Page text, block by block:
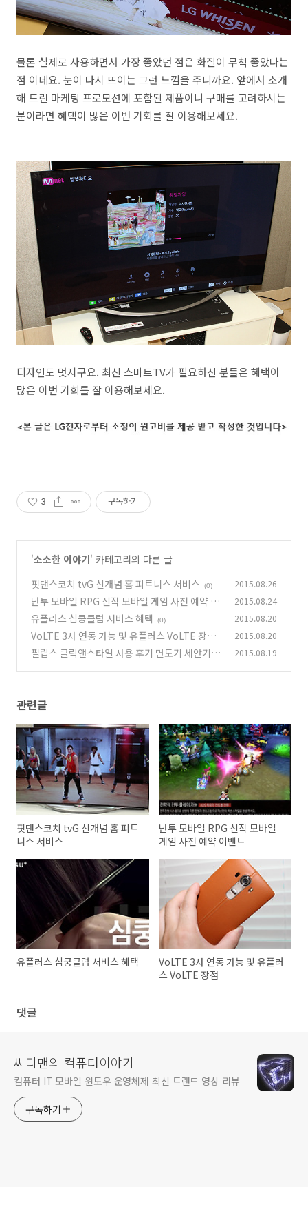
물론 실제로 사용하면서 가장 좋았던 점은 화질이 무척 좋았다는
점 이네요. 눈이 다시 뜨이는 그런 느낌을 주니까요. 앞에서 소개
해 드린 마케팅 프로모션에 포함된 제품이니 구매를 고려하시는
분이라면 혜택이 많은 이번 기회를 잘 이용해보세요.
디자인도 멋지구요. 최신 스마트TV가 필요하신 분들은 혜택이
많은 이번 기회를 잘 이용해보세요.
3 구독하기
'소소한 이야기' 카테고리의 다른 글
핏댄스코치 tvG 신개념 홈 피트니스 서비스
(0) 2015.08.26
난투 모바일 RPG 신작 모바일 게임 사전 예약 이
벤트
(0)
2015.08.24
유플러스 심쿵클럽 서비스 혜택 (0) 2015.08.20
VoLTE 3사 연동 가능 및 유플러스 VoLTE 장점
(0)
2015.08.20
필립스 클릭앤스타일 사용 후기 면도기 세안기 수
2015.08.19
관련글
핏댄스코치 tvG 신개념 홈 피트
니스 서비스
난투 모바일 RPG 신작 모바일
게임 사전 예약 이벤트
유플러스 심쿵클럽 서비스 혜택
VoLTE 3사 연동 가능 및 유플러
스 VoLTE 장점
댓글
씨디맨의 컴퓨터이야기
컴퓨터 IT 모바일 윈도우 운영체제 최신 트랜드 영상 리뷰
구독하기